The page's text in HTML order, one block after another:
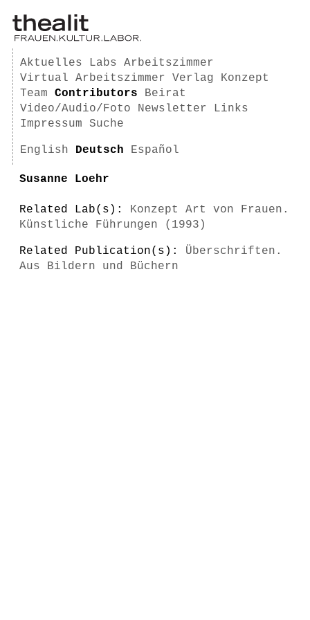
Aktuelles Labs
Arbeitszimmer
Virtual Arbeitszimmer
Verlag
Konzept
Team
Contributors
Beirat
Video/Audio/Foto
Newsletter
Links
Impressum
Suche
English Deutsch Español
Susanne Loehr
Related Lab(s): Konzept Art von Frauen.
Künstliche Führungen (1993)
Related Publication(s): Überschriften.
Aus Bildern und Büchern